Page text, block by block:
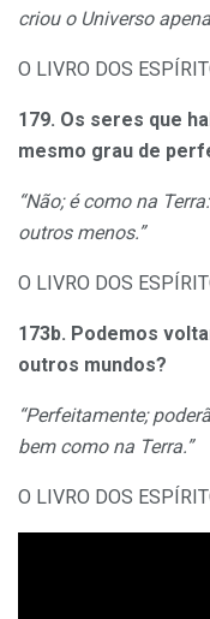
criou o Universo
O LIVRO DOS
179. Os seres que
mesmo grau de
“Não; é como na
outros menos.”
O LIVRO DOS
173b. Podemos
outros mundos?
“Perfeitamente;
bem como na Terra.”
O LIVRO DOS